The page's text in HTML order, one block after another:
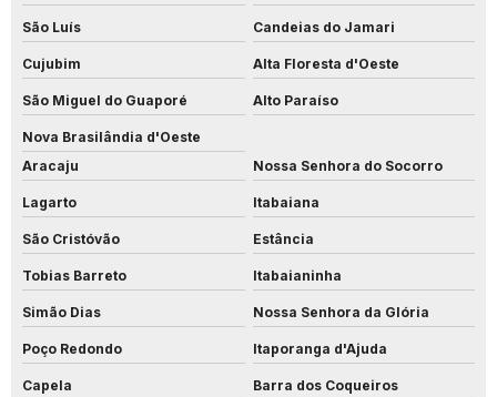
São Luís Candeias do Jamari
Cujubim Alta Floresta d'Oeste
São Miguel do Guaporé Alto Paraíso
Nova Brasilândia d'Oeste
Aracaju
Nossa Senhora do Socorro
Lagarto Itabaiana
São Cristóvão Estância
Tobias Barreto Itabaianinha
Simão Dias Nossa Senhora da Glória
Poço Redondo Itaporanga d'Ajuda
Capela Barra dos Coqueiros